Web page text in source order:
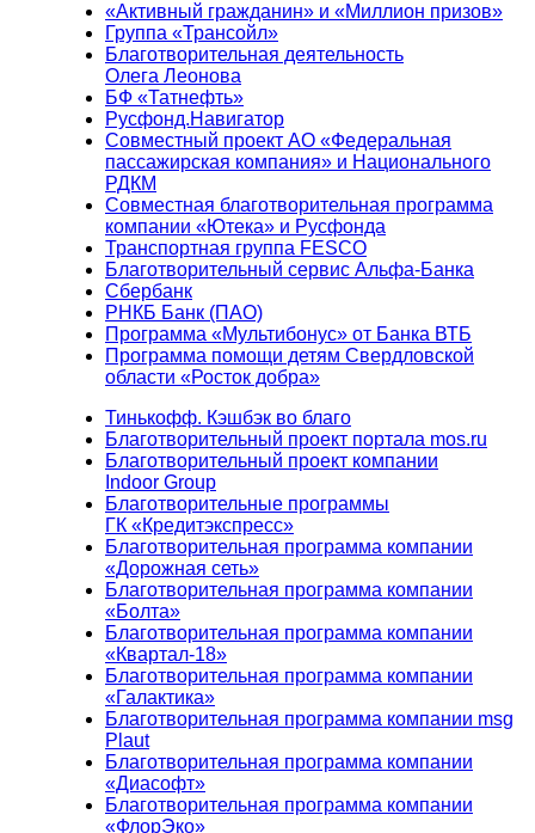
«Активный гражданин» и «Миллион призов»
Группа «Трансойл»
Благотворительная деятельность
Олега Леонова
БФ «Татнефть»
Русфонд.Навигатор
Совместный проект АО «Федеральная
пассажирская компания» и Национального
РДКМ
Совместная благотворительная программа
компании «Ютека» и Русфонда
Транспортная группа FESCO
Благотворительный сервис Альфа-Банка
Сбербанк
РНКБ Банк (ПАО)
Программа «Мультибонус» от Банка ВТБ
Программа помощи детям Свердловской
области «Росток добра»
Тинькофф. Кэшбэк во благо
Благотворительный проект портала mos.ru
Благотворительный проект компании
Indoor Group
Благотворительные программы
ГК «Кредитэкспресс»
Благотворительная программа компании
«Дорожная сеть»
Благотворительная программа компании
«Болта»
Благотворительная программа компании
«Квартал-18»
Благотворительная программа компании
«Галактика»
Благотворительная программа компании msg
Plaut
Благотворительная программа компании
«Диасофт»
Благотворительная программа компании
«ФлорЭко»